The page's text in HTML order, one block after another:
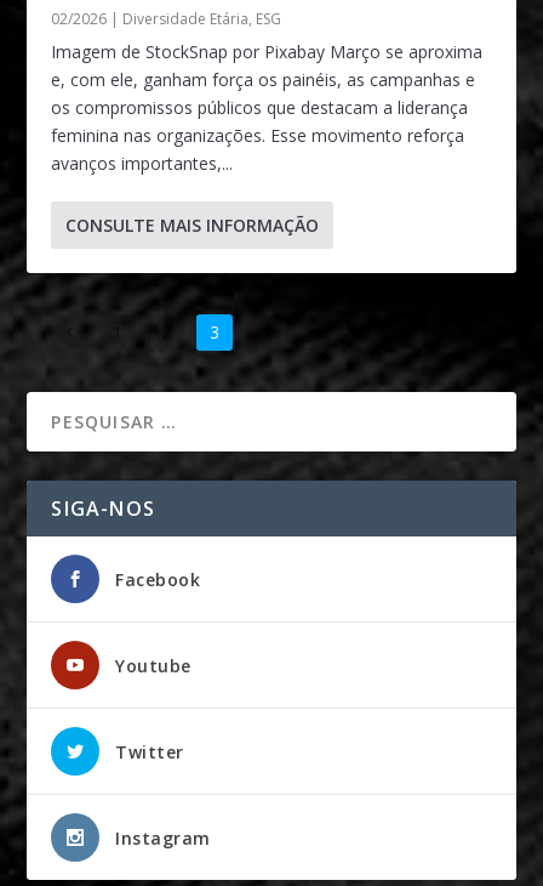
02/2026 | Diversidade Etária, ESG
Imagem de StockSnap por Pixabay Março se aproxima
e, com ele, ganham força os painéis, as campanhas e
os compromissos públicos que destacam a liderança
feminina nas organizações. Esse movimento reforça
avanços importantes,...
CONSULTE MAIS INFORMAÇÃO
3
SIGA-NOS
Facebook
Youtube
Twitter
Instagram